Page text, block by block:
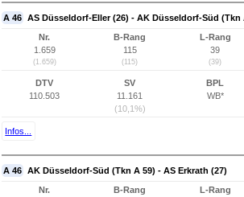
A 46 AS Düsseldorf-Eller (26) - AK Düsseldorf-Süd (Tkn
Nr.
1.659
(1.659)
B-Rang
115
(115)
L-Rang
39
(39)
DTV
110.503
SV
11.161
(10,1%)
BPL
WB*
Infos...
A 46 AK Düsseldorf-Süd (Tkn A 59) - AS Erkrath (27)
Nr.
B-Rang
L-Rang